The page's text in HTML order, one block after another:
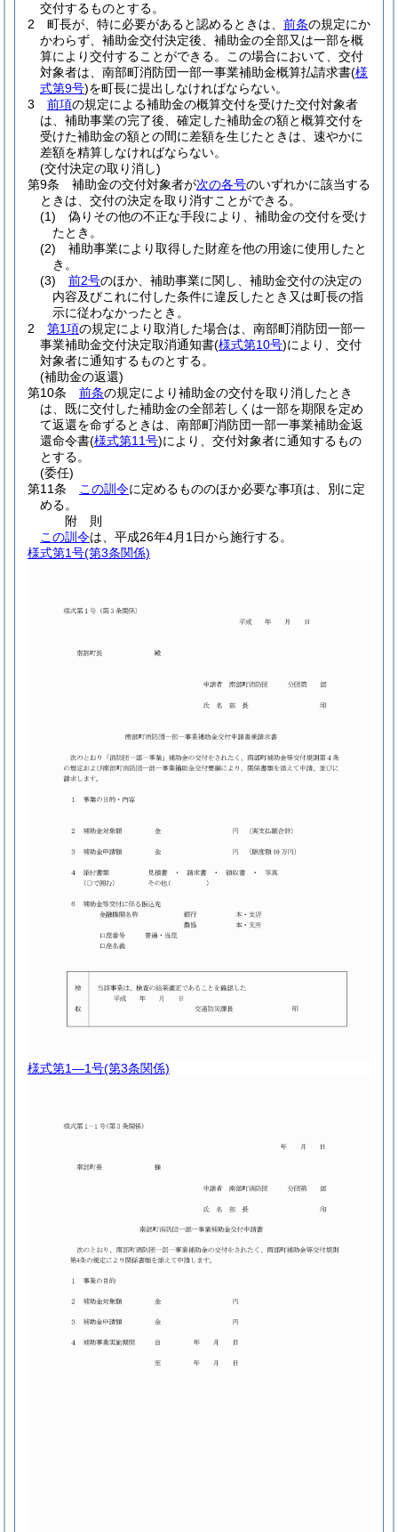
交付するものとする。
2
町長が、特に必要があると認めるときは、 前条の規定にか
かわらず、補助金交付決定後、補助金の全部又は一部を概
算により交付することができる。
この場合において、交付
対象者は、南部町消防団一部一事業補助金概算払請求書(様
式第9号)を町長に提出しなければならない。
3
前項の規定による補助金の概算交付を受けた交付対象者
は、補助事業の完了後、確定した補助金の額と概算交付を
受けた補助金の額との間に差額を生じたときは、速やかに
差額を精算しなければならない。
(交付決定の取り消し)
第9条
補助金の交付対象者が次の各号のいずれかに該当する
ときは、交付の決定を取り消すことができる。
(1)
偽りその他の不正な手段により、補助金の交付を受け
たとき。
(2)
補助事業により取得した財産を他の用途に使用したと
き。
(3)
前2号のほか、補助事業に関し、補助金交付の決定の
内容及びこれに付した条件に違反したとき又は町長の指
示に従わなかったとき。
2
第1項の規定により取消した場合は、南部町消防団一部一
事業補助金交付決定取消通知書(様式第10号)により、交付
対象者に通知するものとする。
(補助金の返還)
第10条
前条の規定により補助金の交付を取り消したとき
は、既に交付した補助金の全部若しくは一部を期限を定め
て返還を命ずるときは、南部町消防団一部一事業補助金返
還命令書(様式第11号)により、交付対象者に通知するもの
とする。
(委任)
第11条
この訓令に定めるもののほか必要な事項は、別に定
める。
附 則
この訓令は、平成26年4月1日から施行する。
様式第1号(第3条関係)
様式第1―1号(第3条関係)